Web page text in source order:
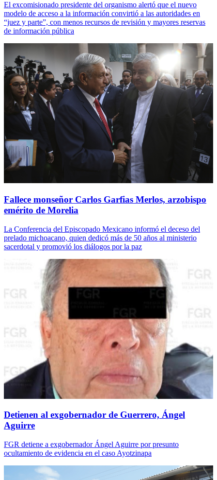
El excomisionado presidente del organismo alertó que el nuevo
modelo de acceso a la información convirtió a las autoridades en
“juez y parte”, con menos recursos de revisión y mayores reservas
de información pública
Fallece monseñor Carlos Garfias Merlos, arzobispo
emérito de Morelia
La Conferencia del Episcopado Mexicano informó el deceso del
prelado michoacano, quien dedicó más de 50 años al ministerio
sacerdotal y promovió los diálogos por la paz
Detienen al exgobernador de Guerrero, Ángel
Aguirre
FGR detiene a exgobernador Ángel Aguirre por presunto
ocultamiento de evidencia en el caso Ayotzinapa